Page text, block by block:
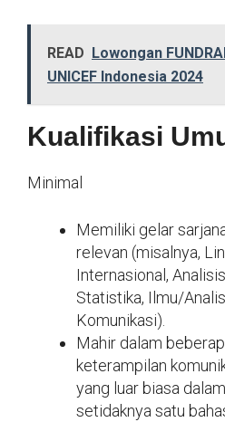
READ
Lowongan
UNICEF Indonesia 2024
Kualifikasi
Minimal
Memiliki gelar
relevan (misalnya,
Internasional,
Statistika, Ilmu/
Komunikasi).
Mahir dalam
keterampilan
yang luar biasa
setidaknya satu